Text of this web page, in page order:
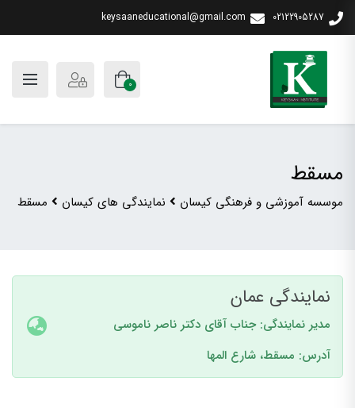
02122905287
keysaaneducational@gmail.com
0
مسقط
موسسه آموزشی و فرهنگی کیسان نمایندگی های کیسان مسقط
نمایندگی عمان
مدیر نمایندگی: جناب آقای دکتر ناصر ناموسی
آدرس: مسقط، شارع المها